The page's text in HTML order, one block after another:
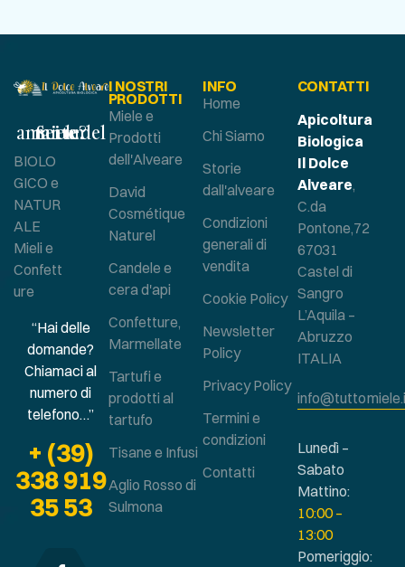
I NOSTRI
PRODOTTI
Miele e
Prodotti
dell'Alveare
David
Cosmétique
Naturel
Candele e
cera d'api
Confetture,
Marmellate
Tartufi e
prodotti al
tartufo
Tisane e Infusi
Aglio Rosso di
Sulmona
INFO
Home
Chi Siamo
Storie
dall'alveare
Condizioni
generali di
vendita
Cookie Policy
Newsletter
Policy
Privacy Policy
Termini e
condizioni
Contatti
Sei un amante del miele?
BIOLO
GICO e
NATUR
ALE
Mieli e
Confett
ure
“Hai delle
domande?
Chiamaci al
numero di
telefono…”
+ (39)
338 919
35 53
CONTATTI
Apicoltura
Biologica
Il Dolce
Alveare,
C.da
Pontone,72
67031
Castel di
Sangro
L’Aquila –
Abruzzo
ITALIA
Lunedì –
Sabato
Mattino:
10:00 –
13:00
Pomeriggio: